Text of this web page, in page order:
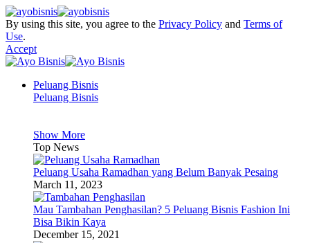
By using this site, you agree to the Privacy Policy and Terms of
Use.
Accept
Peluang Bisnis
Peluang Bisnis
Show More
Top News
Peluang Usaha Ramadhan yang Belum Banyak Pesaing
March 11, 2023
Mau Tambahan Penghasilan? 5 Peluang Bisnis Fashion Ini
Bisa Bikin Kaya
December 15, 2021